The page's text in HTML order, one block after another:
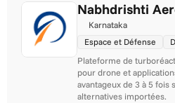
Nabhdrishti
Karnataka
Espace et Défense
Plateforme de
pour drone et
avantageux de 3 à 5
alternatives importées.